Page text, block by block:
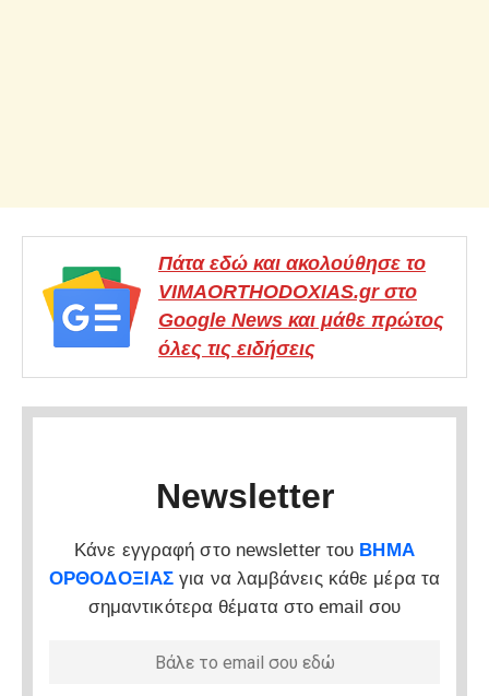
Πάτα εδώ και ακολούθησε το
VIMAORTHODOXIAS.gr στο
Google News και μάθε πρώτος
όλες τις ειδήσεις
Newsletter
Κάνε εγγραφή στο newsletter του ΒΗΜΑ
ΟΡΘΟΔΟΞΙΑΣ για να λαμβάνεις κάθε μέρα τα
σημαντικότερα θέματα στο email σου